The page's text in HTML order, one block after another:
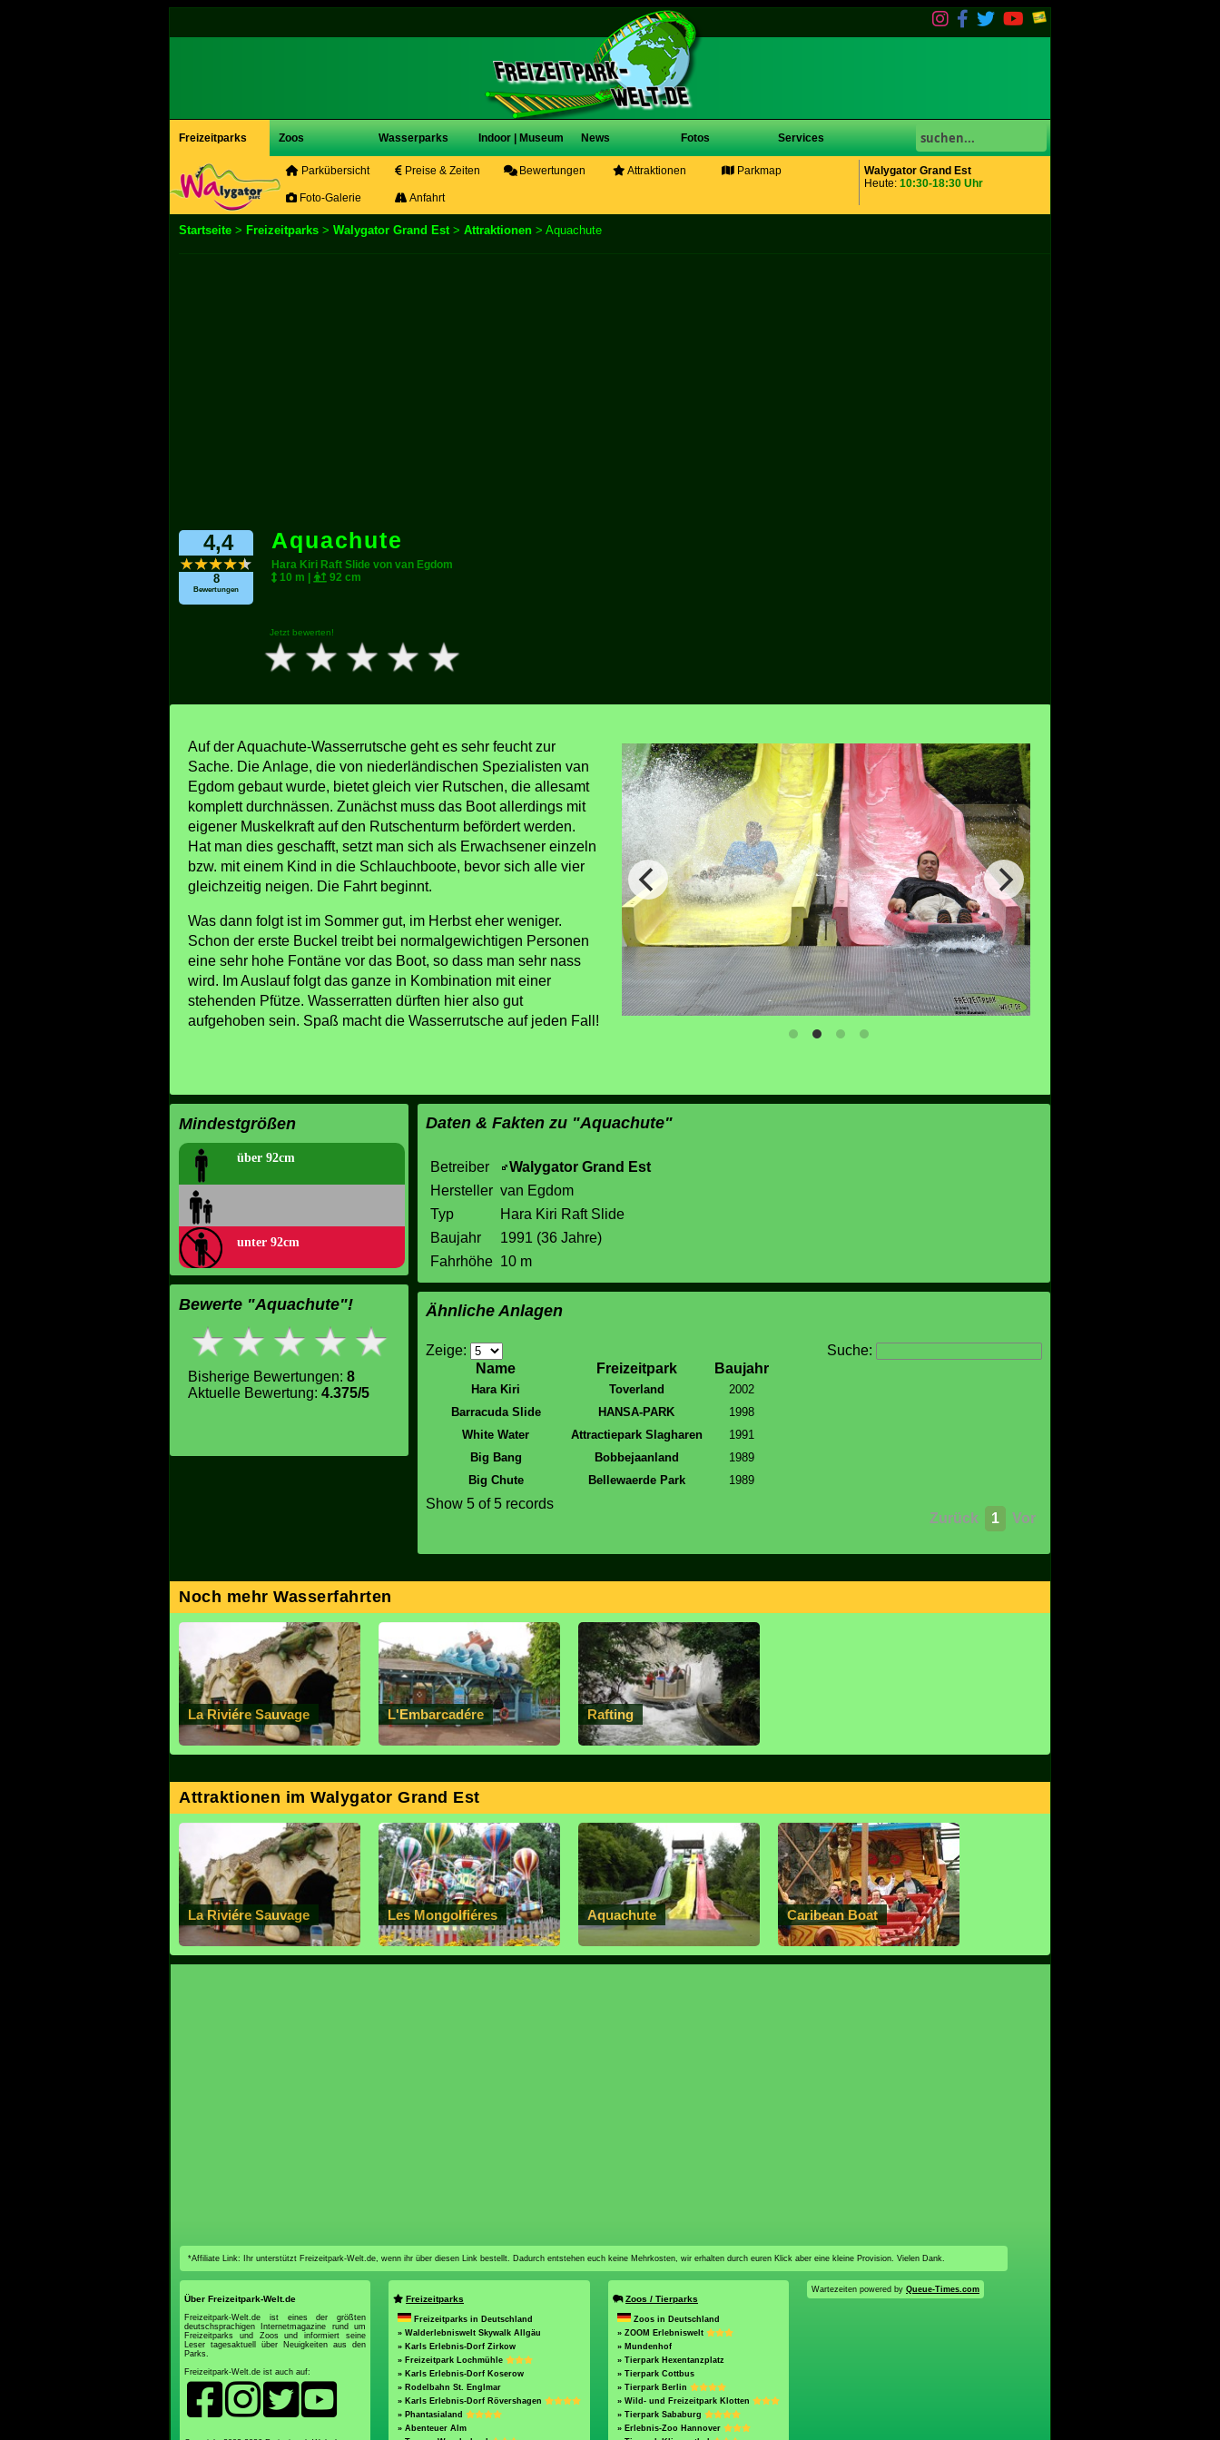
Freizeitparks Zoos Wasserparks Indoor | Museum News Fotos Services
Walygator Grand Est
Heute: 10:30-18:30 Uhr
Parkübersicht Preise & Zeiten Bewertungen Attraktionen Parkmap
Foto-Galerie Anfahrt
Startseite > Freizeitparks > Walygator Grand Est> Attraktionen > Aquachute
4,4
8
Bewertungen
Aquachute
Hara Kiri Raft Slide von van Egdom
10 m |
92 cm
Jetzt bewerten!
Auf der Aquachute-Wasserrutsche geht es sehr feucht zur
Sache. Die Anlage, die von niederländischen Spezialisten van
Egdom gebaut wurde, bietet gleich vier Rutschen, die allesamt
komplett durchnässen. Zunächst muss das Boot allerdings mit
eigener Muskelkraft auf den Rutschenturm befördert werden.
Hat man dies geschafft, setzt man sich als Erwachsener einzeln
bzw. mit einem Kind in die Schlauchboote, bevor sich alle vier
gleichzeitig neigen. Die Fahrt beginnt.
Was dann folgt ist im Sommer gut, im Herbst eher weniger.
Schon der erste Buckel treibt bei normalgewichtigen Personen
eine sehr hohe Fontäne vor das Boot, so dass man sehr nass
wird. Im Auslauf folgt das ganze in Kombination mit einer
stehenden Pfütze. Wasserratten dürften hier also gut
aufgehoben sein. Spaß macht die Wasserrutsche auf jeden Fall!
Mindestgrößen
über 92cm
unter 92cm
Bewerte "Aquachute"!
Bisherige Bewertungen: 8
Aktuelle Bewertung: 4.375/5
Daten & Fakten zu "Aquachute"
Betreiber
Walygator Grand Est
Hersteller van Egdom
Typ
Hara Kiri Raft Slide
Baujahr
1991 (36 Jahre)
Fahrhöhe 10 m
Ähnliche Anlagen
Suche:
Zeige:
Name
Freizeitpark Baujahr
Hara Kiri Toverland
2002
Barracuda Slide
HANSA-PARK
1998
White Water
Attractiepark Slagharen
1991
Big Bang
Bobbejaanland
1989
Big Chute
Bellewaerde Park 1989
Zurück 1 Vor
Show 5 of 5 records
Noch mehr Wasserfahrten
La Riviére Sauvage L'Embarcadére Rafting
Attraktionen im Walygator Grand Est
La Riviére Sauvage Les Mongolfiéres Aquachute Caribean Boat
*Affiliate Link: Ihr unterstützt Freizeitpark-Welt.de, wenn ihr über diesen Link bestellt. Dadurch entstehen euch keine Mehrkosten, wir erhalten durch euren Klick aber eine kleine Provision. Vielen Dank.
Über Freizeitpark-Welt.de
Freizeitpark-Welt.de ist eines der größten
deutschsprachigen Internetmagazine rund um
Freizeitparks und Zoos und informiert seine
Leser tagesaktuell über Neuigkeiten aus den
Parks.
Freizeitpark-Welt.de ist auch auf:
Freizeitparks
Freizeitparks in Deutschland
» Walderlebniswelt Skywalk Allgäu
» Karls Erlebnis-Dorf Zirkow
» Freizeitpark Lochmühle
» Karls Erlebnis-Dorf Koserow
» Rodelbahn St. Englmar
» Karls Erlebnis-Dorf Rövershagen
» Phantasialand
» Abenteuer Alm
Zoos / Tierparks
Zoos in Deutschland
» ZOOM Erlebniswelt
» Mundenhof
» Tierpark Hexentanzplatz
» Tierpark Cottbus
» Tierpark Berlin
» Wild- und Freizeitpark Klotten
» Tierpark Sababurg
» Erlebnis-Zoo Hannover
Wartezeiten powered by Queue-Times.com